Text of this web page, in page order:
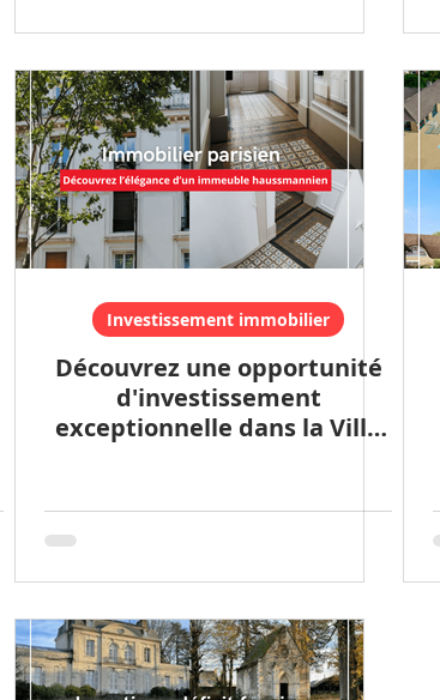
Investissement immobilier
Découvrez une opportunité
d'investissement
exceptionnelle dans la Ville